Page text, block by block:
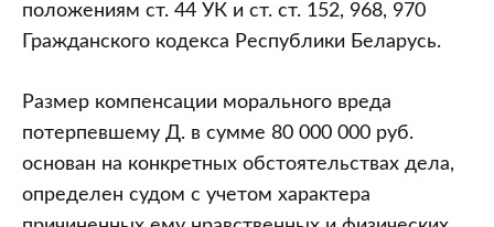
положениям ст. 44 УК и ст. ст. 152, 968, 970
Гражданского кодекса Республики Беларусь.
Размер компенсации морального вреда
потерпевшему Д. в сумме 80 000 000 руб.
основан на конкретных обстоятельствах дела,
определен судом с учетом характера